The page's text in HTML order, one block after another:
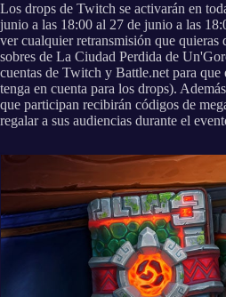
Los drops de Twitch se activarán en
junio a las 18:00 al 27 de junio a las
ver cualquier retransmisión que quieras
sobres de La Ciudad Perdida de
cuentas de Twitch y Battle.net para
tenga en cuenta para los drops).
que participan recibirán códigos de
regalar a sus audiencias durante el